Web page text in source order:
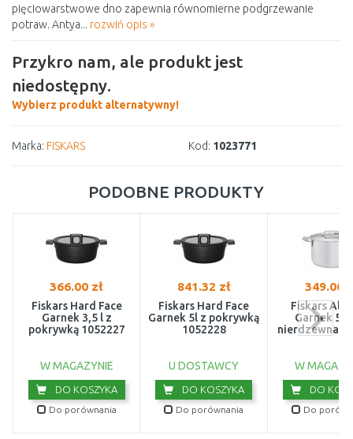
pięciowarstwowe dno zapewnia równomierne podgrzewanie
potraw. Antya... rozwiń opis »
Przykro nam, ale produkt jest
niedostępny.
Wybierz produkt alternatywny!
Marka: FISKARS Kod: 1023771
PODOBNE PRODUKTY
366.00 zł
Fiskars Hard Face
Garnek 3,5 l z
pokrywką 1052227
W MAGAZYNIE
DO KOSZYKA
Do porównania
841.32 zł
Fiskars Hard Face
Garnek 5l z pokrywką
1052228
U DOSTAWCY
DO KOSZYKA
Do porównania
349.00
Fiskars All
Garnek 5l,
nierdzewna
W
DO
Do